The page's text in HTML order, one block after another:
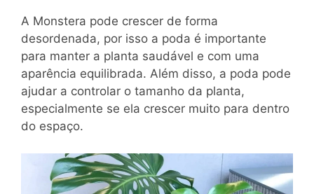
A Monstera pode crescer de forma
desordenada, por isso a poda é importante
para manter a planta saudável e com uma
aparência equilibrada. Além disso, a poda pode
ajudar a controlar o tamanho da planta,
especialmente se ela crescer muito para dentro
do espaço.